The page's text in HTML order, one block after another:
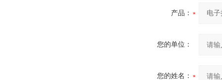
产品：
您的单位：
您的姓名：